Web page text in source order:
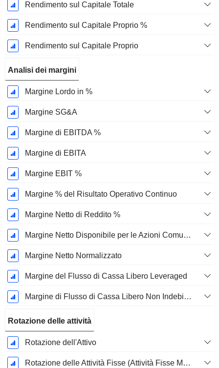
Rendimento sul Capitale Totale
Rendimento sul Capitale Proprio %
Rendimento sul Capitale Proprio
Analisi dei margini
Margine Lordo in %
Margine SG&A
Margine di EBITDA %
Margine di EBITA
Margine EBIT %
Margine % del Risultato Operativo Continuo
Margine Netto di Reddito %
Margine Netto Disponibile per le Azioni Comuni %
Margine Netto Normalizzato
Margine del Flusso di Cassa Libero Leveraged
Margine di Flusso di Cassa Libero Non Indebitato
Rotazione delle attività
Rotazione dell'Attivo
Rotazione delle Attività Fisse (Attività Fisse Medie)